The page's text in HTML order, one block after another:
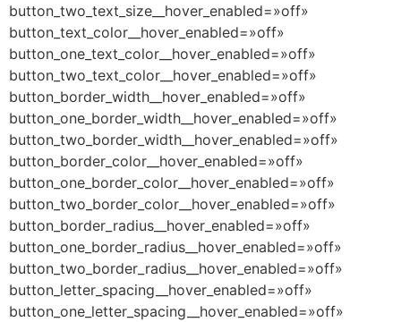
button_two_text_size__hover_enabled=»off»
button_text_color__hover_enabled=»off»
button_one_text_color__hover_enabled=»off»
button_two_text_color__hover_enabled=»off»
button_border_width__hover_enabled=»off»
button_one_border_width__hover_enabled=»off»
button_two_border_width__hover_enabled=»off»
button_border_color__hover_enabled=»off»
button_one_border_color__hover_enabled=»off»
button_two_border_color__hover_enabled=»off»
button_border_radius__hover_enabled=»off»
button_one_border_radius__hover_enabled=»off»
button_two_border_radius__hover_enabled=»off»
button_letter_spacing__hover_enabled=»off»
button_one_letter_spacing__hover_enabled=»off»